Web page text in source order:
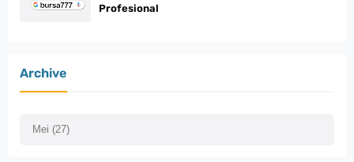
Profesional
Archive